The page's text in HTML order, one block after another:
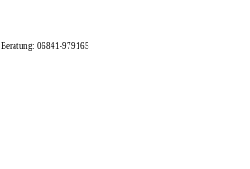
Beratung: 06841-979165